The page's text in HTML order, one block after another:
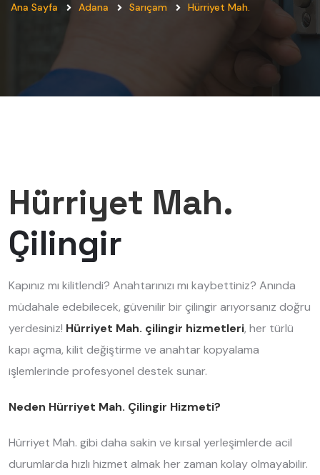
Ana Sayfa Adana Sarıçam Hürriyet Mah.
Hürriyet Mah.
Çilingir
Kapınız mı kilitlendi? Anahtarınızı mı kaybettiniz? Anında
müdahale edebilecek, güvenilir bir çilingir arıyorsanız doğru
yerdesiniz! Hürriyet Mah. çilingir hizmetleri, her türlü
kapı açma, kilit değiştirme ve anahtar kopyalama
işlemlerinde profesyonel destek sunar.
Neden Hürriyet Mah. Çilingir Hizmeti?
Hürriyet Mah. gibi daha sakin ve kırsal yerleşimlerde acil
durumlarda hızlı hizmet almak her zaman kolay olmayabilir.